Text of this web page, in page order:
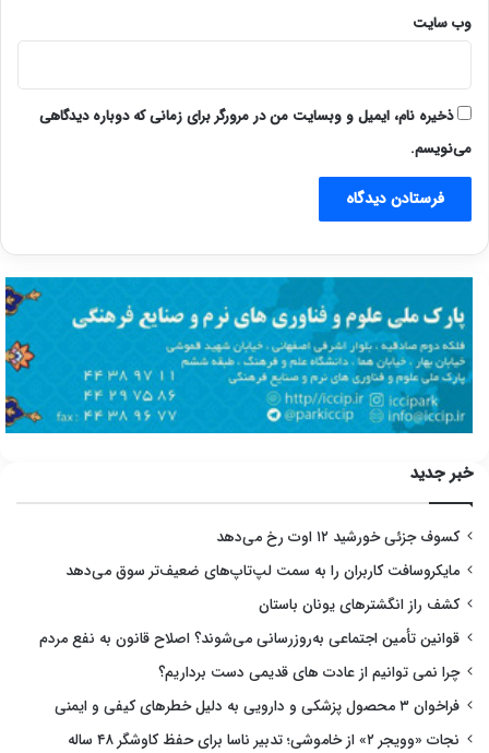
وب‌ سایت
ذخیره نام، ایمیل و وبسایت من در مرورگر برای زمانی که دوباره دیدگاهی
می‌نویسم.
خبر جدید
کسوف جزئی خورشید ۱۲ اوت رخ می‌دهد
مایکروسافت کاربران را به سمت لپ‌تاپ‌های ضعیف‌تر سوق می‌دهد
کشف راز انگشترهای یونان باستان
قوانین تأمین اجتماعی به‌روزرسانی می‌شوند؟ اصلاح قانون به نفع مردم
چرا نمی توانیم از عادت های قدیمی دست برداریم؟
فراخوان ۳ محصول پزشکی و دارویی به دلیل خطرهای کیفی و ایمنی
نجات «وویجر ۲» از خاموشی؛ تدبیر ناسا برای حفظ کاوشگر ۴۸ ساله